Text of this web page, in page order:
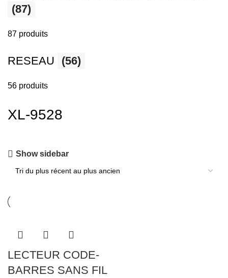
(87)
87 produits
RESEAU (56)
56 produits
XL-9528
Show sidebar
LECTEUR CODE-
BARRES SANS FIL